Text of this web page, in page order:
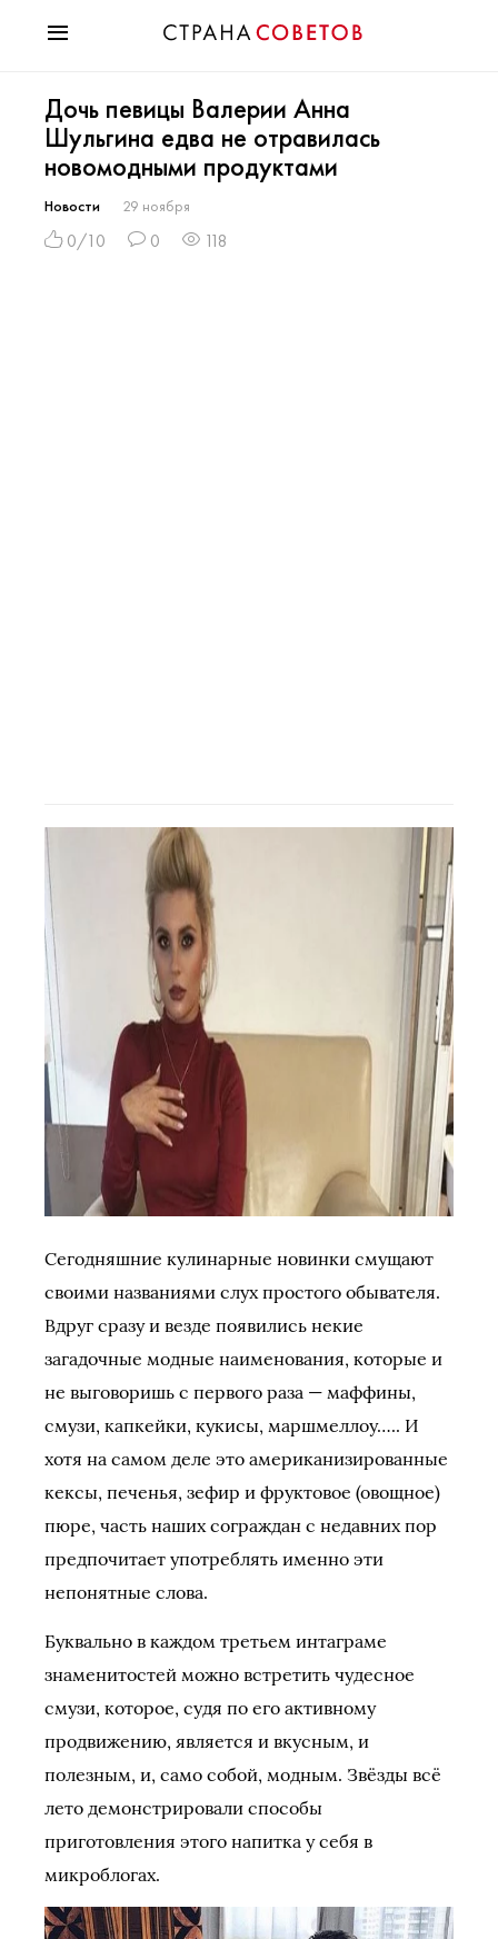
Мода
Звезды
Гороскопы
Здоровье
Психология
Дочь певицы Валерии Анна
Шульгина едва не отравилась
новомодными продуктами
Новости 29 ноября
0/10 0 118
Сегодняшние кулинарные новинки смущают
своими названиями слух простого обывателя.
Вдруг сразу и везде появились некие
загадочные модные наименования, которые и
не выговоришь с первого раза — маффины,
смузи, капкейки, кукисы, маршмеллоу….. И
хотя на самом деле это американизированные
кексы, печенья, зефир и фруктовое (овощное)
пюре, часть наших сограждан с недавних пор
предпочитает употреблять именно эти
непонятные слова.
Буквально в каждом третьем интаграме
знаменитостей можно встретить чудесное
смузи, которое, судя по его активному
продвижению, является и вкусным, и
полезным, и, само собой, модным. Звёзды всё
лето демонстрировали способы
приготовления этого напитка у себя в
микроблогах.